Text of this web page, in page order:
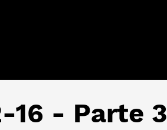
16 - Parte 3